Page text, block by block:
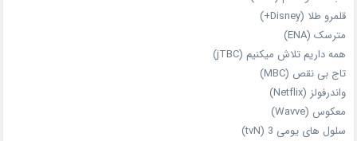
قلمرو طلا (Disney+)
مترسک (ENA)
همه داریم تلاش میکنیم (jTBC)
تاج بی‌ نقص (MBC)
واندرفولز (Netflix)
معکوس (Wavve)
سلول های یومی 3 (tvN)